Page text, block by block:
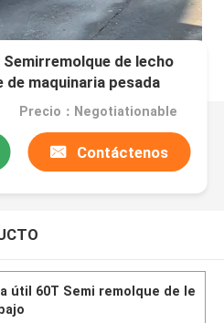
de lecho
maquinaria pesada
Precio：Negotiationable
Contáctenos
útil 60T Semi remolque de le